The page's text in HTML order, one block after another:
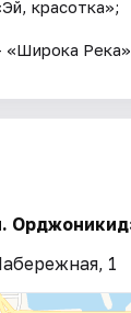
красотка»;
1